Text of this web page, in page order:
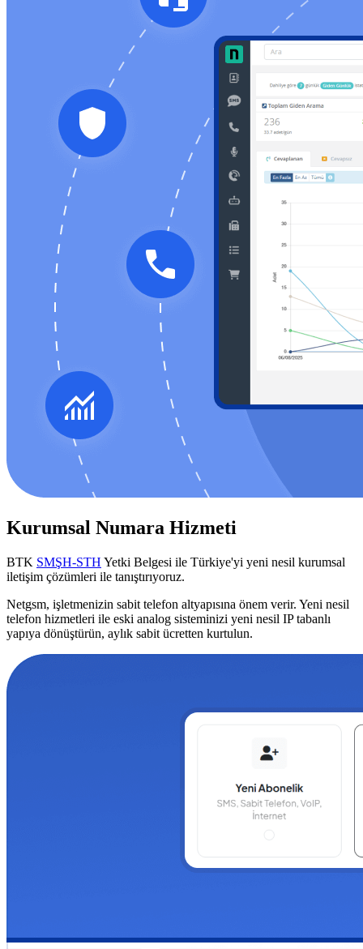
Kurumsal Numara Hizmeti
BTK SMŞH-STH Yetki Belgesi ile Türkiye'yi yeni nesil kurumsal
iletişim çözümleri ile tanıştırıyoruz.
Netgsm, işletmenizin sabit telefon altyapısına önem verir. Yeni nesil
telefon hizmetleri ile eski analog sisteminizi yeni nesil IP tabanlı
yapıya dönüştürün, aylık sabit ücretten kurtulun.